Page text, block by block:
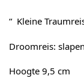
“ Kleine
Droomreis:
Hoogte 9,5 cm